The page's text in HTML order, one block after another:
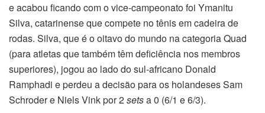
e acabou ficando com o vice-campeonato foi Ymanitu
Silva, catarinense que compete no tênis em cadeira de
rodas. Silva, que é o oitavo do mundo na categoria Quad
(para atletas que também têm deficiência nos membros
superiores), jogou ao lado do sul-africano Donald
Ramphadi e perdeu a decisão para os holandeses Sam
Schroder e Niels Vink por 2setsa 0 (6/1 e 6/3).